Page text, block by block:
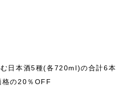
日本酒5種(各720ml)の合計6本
の20％OFF